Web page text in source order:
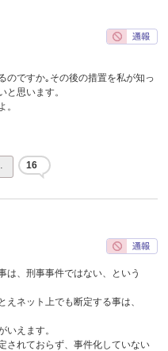
のですか｡その後の措置を私が知っ
と思います。
。
16
は、刑事事件ではない、という
えネット上でも断定する事は、
いえます。
されておらず、事件化していない